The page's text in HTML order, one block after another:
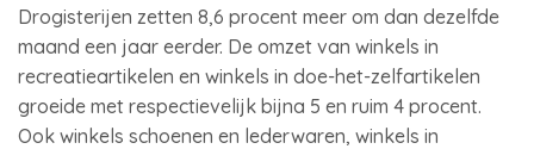
Drogisterijen zetten 8,6 procent meer om dan dezelfde
maand een jaar eerder. De omzet van winkels in
recreatieartikelen en winkels in doe-het-zelfartikelen
groeide met respectievelijk bijna 5 en ruim 4 procent.
Ook winkels schoenen en lederwaren, winkels in